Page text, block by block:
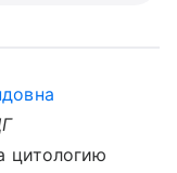
цитологию